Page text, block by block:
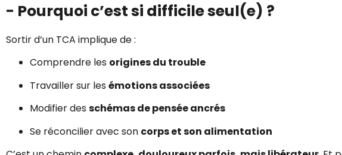
- Pourquoi c’est si difficile seul(e) ?
Sortir d’un TCA implique de :
Comprendre les origines du trouble
Travailler sur les émotions associées
Modifier des schémas de pensée ancrés
Se réconcilier avec son corps et son alimentation